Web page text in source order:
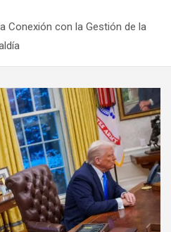
Conexión con la Gestión de la